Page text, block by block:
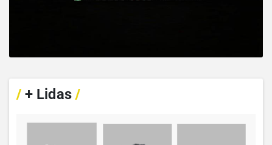
/+ Lidas /